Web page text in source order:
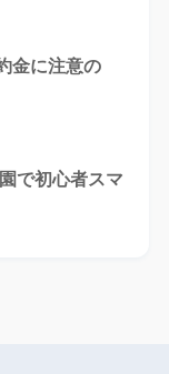
金に注意の
で初心者スマ